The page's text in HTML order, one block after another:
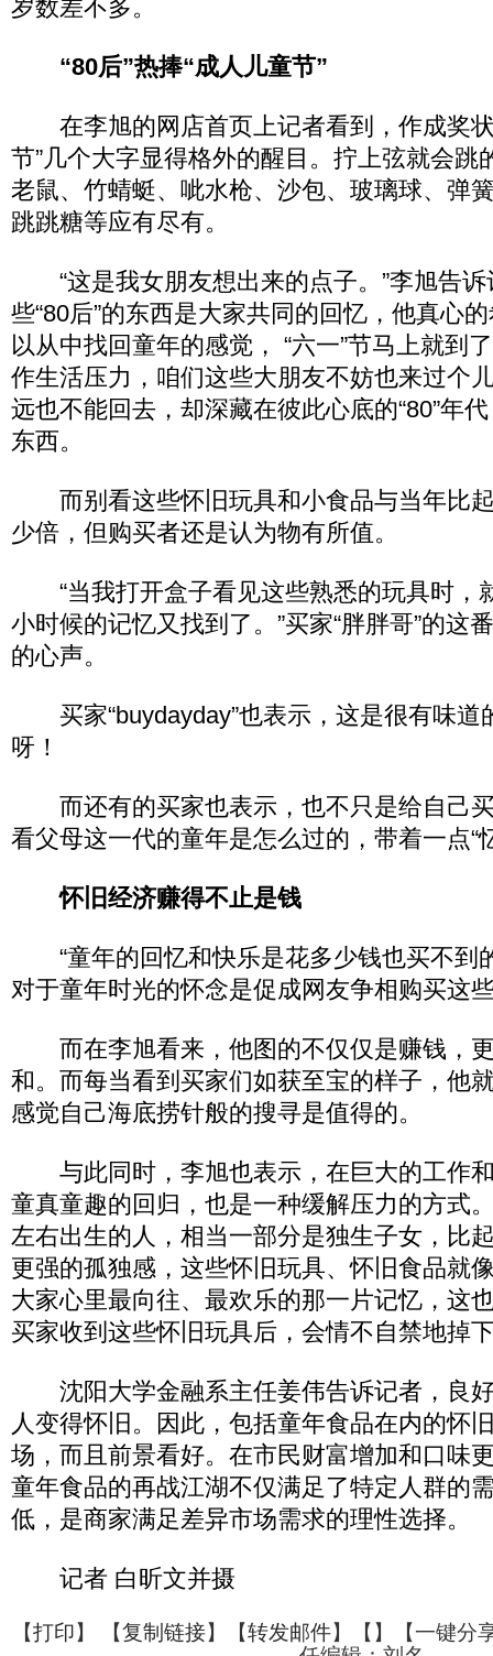
岁数差不多。
“80后”热捧“成人儿童节”
在李旭的网店首页上记者看到，作成奖状
节”几个大字显得格外的醒目。拧上弦就会跳
老鼠、竹蜻蜓、呲水枪、沙包、玻璃球、弹
跳跳糖等应有尽有。
“这是我女朋友想出来的点子。”李旭告诉
些“80后”的东西是大家共同的回忆，他真心
以从中找回童年的感觉， “六一”节马上就到
作生活压力，咱们这些大朋友不妨也来过个
远也不能回去，却深藏在彼此心底的“80”年
东西。
而别看这些怀旧玩具和小食品与当年比
少倍，但购买者还是认为物有所值。
“当我打开盒子看见这些熟悉的玩具时，
小时候的记忆又找到了。”买家“胖胖哥”的这
的心声。
买家“buydayday”也表示，这是很有味道
呀！
而还有的买家也表示，也不只是给自己
看父母这一代的童年是怎么过的，带着一点“
怀旧经济赚得不止是钱
“童年的回忆和快乐是花多少钱也买不到
对于童年时光的怀念是促成网友争相购买这
而在李旭看来，他图的不仅仅是赚钱，
和。而每当看到买家们如获至宝的样子，他
感觉自己海底捞针般的搜寻是值得的。
与此同时，李旭也表示，在巨大的工作
童真童趣的回归，也是一种缓解压力的方式
左右出生的人，相当一部分是独生子女，比
更强的孤独感，这些怀旧玩具、怀旧食品就
大家心里最向往、最欢乐的那一片记忆，这
买家收到这些怀旧玩具后，会情不自禁地掉
沈阳大学金融系主任姜伟告诉记者，良
人变得怀旧。因此，包括童年食品在内的怀
场，而且前景看好。在市民财富增加和口味
童年食品的再战江湖不仅满足了特定人群的
低，是商家满足差异市场需求的理性选择。
记者 白昕文并摄
【打印】 【复制链接】【转发邮件】【 】
【一键分